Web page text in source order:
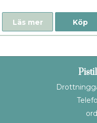
Köp
Läs mer